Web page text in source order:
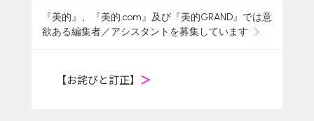
『美的』、『美的.com』及び『美的GRAND』では意
欲ある編集者／アシスタントを募集しています
【お詫びと訂正】 ＞